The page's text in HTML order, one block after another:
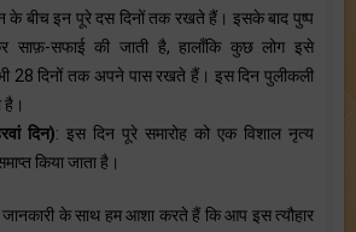
के बीच इन पूरे दस दिनों तक रखते हैं। इसके बाद पुष्प
साफ़-सफाई की जाती है, हालाँकि कुछ लोग इसे
28 दिनों तक अपने पास रखते हैं। इस दिन पुलीकली
है।
दिन): इस दिन पूरे समारोह को एक विशाल नृत्य
किया जाता है।
के साथ हम आशा करते हैं कि आप इस त्यौहार